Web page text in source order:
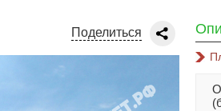
Поделиться